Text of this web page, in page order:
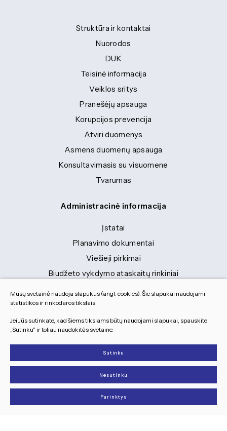
Struktūra ir kontaktai
Nuorodos
DUK
Teisinė informacija
Veiklos sritys
Pranešėjų apsauga
Korupcijos prevencija
Atviri duomenys
Asmens duomenų apsauga
Konsultavimasis su visuomene
Tvarumas
Administracinė informacija
Įstatai
Planavimo dokumentai
Viešieji pirkimai
Biudžeto vykdymo ataskaitų rinkiniai
Finansinių ataskaitų rinkiniai
Tranybiniai lengvieji automobiliai
Lėšos veiklai viešinti
Dokumentai
© 2026 Visos teisės saugomos
Slapukų parinktys
Duomenų apsauga
TEXUS
Mūsų svetainė naudoja slapukus (angl. cookies). Šie slapukai naudojami
statistikos ir rinkodaros tikslais.
Jei Jūs sutinkate, kad šiems tikslams būtų naudojami slapukai, spauskite
„Sutinku“ ir toliau naudokitės svetaine.
Sutinku
Nesutinku
Parinktys